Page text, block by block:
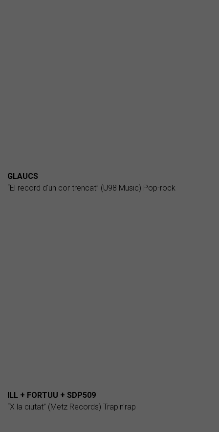
GLAUCS
“El record d'un cor trencat” (U98 Music) Pop-rock
ILL + FORTUU + SDP509
“X la ciutat” (Metz Records) Trap'n'rap